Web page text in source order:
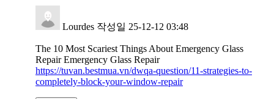
Lourdes 작성일 25-12-12 03:48
The 10 Most Scariest Things About Emergency Glass
Repair Emergency Glass Repair
https://tuvan.bestmua.vn/dwqa-question/11-strategies-to-
completely-block-your-window-repair